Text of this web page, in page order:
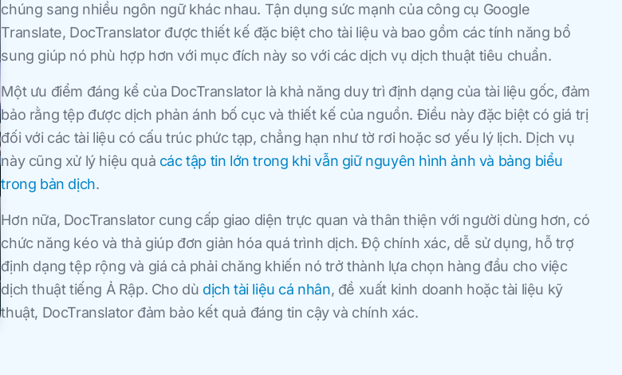
chúng sang nhiều ngôn ngữ khác nhau. Tận dụng sức mạnh của công cụ Google
Translate, DocTranslator được thiết kế đặc biệt cho tài liệu và bao gồm các tính năng bổ
sung giúp nó phù hợp hơn với mục đích này so với các dịch vụ dịch thuật tiêu chuẩn.
Một ưu điểm đáng kể của DocTranslator là khả năng duy trì định dạng của tài liệu gốc, đảm
bảo rằng tệp được dịch phản ánh bố cục và thiết kế của nguồn. Điều này đặc biệt có giá trị
đối với các tài liệu có cấu trúc phức tạp, chẳng hạn như tờ rơi hoặc sơ yếu lý lịch. Dịch vụ
này cũng xử lý hiệu quả các tập tin lớn trong khi vẫn giữ nguyên hình ảnh và bảng biểu
trong bản dịch.
Hơn nữa, DocTranslator cung cấp giao diện trực quan và thân thiện với người dùng hơn, có
chức năng kéo và thả giúp đơn giản hóa quá trình dịch. Độ chính xác, dễ sử dụng, hỗ trợ
định dạng tệp rộng và giá cả phải chăng khiến nó trở thành lựa chọn hàng đầu cho việc
dịch thuật tiếng Ả Rập. Cho dù dịch tài liệu cá nhân, đề xuất kinh doanh hoặc tài liệu kỹ
thuật, DocTranslator đảm bảo kết quả đáng tin cậy và chính xác.